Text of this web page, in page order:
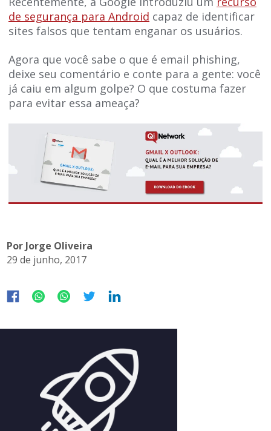
de segurança para Android capaz de identificar
sites falsos que tentam enganar os usuários.
Agora que você sabe o que é email phishing,
deixe seu comentário e conte para a gente: você
já caiu em algum golpe? O que costuma fazer
para evitar essa ameaça?
Por Jorge Oliveira
29 de junho, 2017